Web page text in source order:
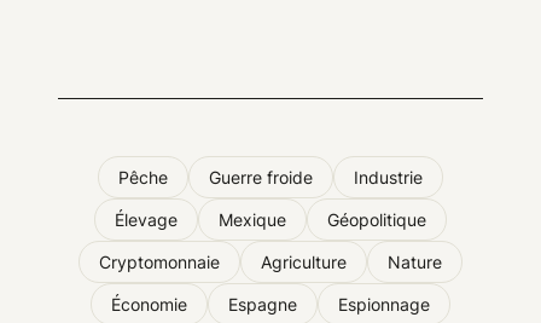
Pêche Guerre froide Industrie
Élevage Mexique Géopolitique
Cryptomonnaie Agriculture Nature
Économie Espagne Espionnage